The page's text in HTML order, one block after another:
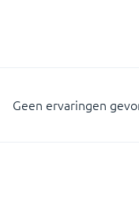
Geen ervaringen